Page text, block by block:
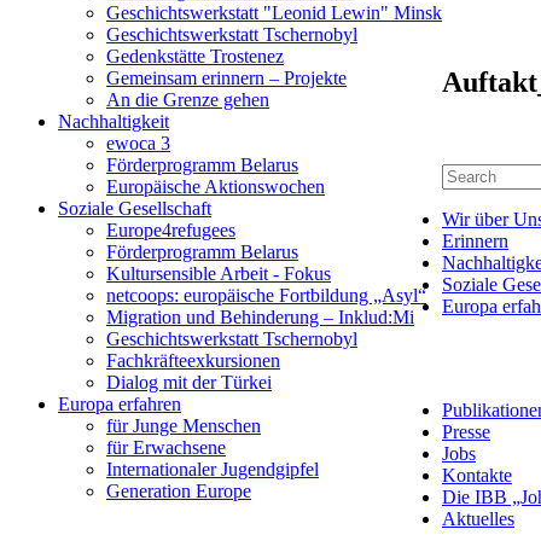
Geschichtswerkstatt "Leonid Lewin" Minsk
Geschichtswerkstatt Tschernobyl
Gedenkstätte Trostenez
Gemeinsam erinnern – Projekte
An die Grenze gehen
Nachhaltigkeit
ewoca 3
Förderprogramm Belarus
Europäische Aktionswochen
Soziale Gesellschaft
Europe4refugees
Förderprogramm Belarus
Kultursensible Arbeit - Fokus
netcoops: europäische Fortbildung „Asyl“
Migration und Behinderung – Inklud:Mi
Geschichtswerkstatt Tschernobyl
Fachkräfteexkursionen
Dialog mit der Türkei
Europa erfahren
für Junge Menschen
für Erwachsene
Internationaler Jugendgipfel
Generation Europe
Wir über
Erinnern
Soziale
Europa
Presse
Jobs
Kontakte
Die IBB
Aktuelles